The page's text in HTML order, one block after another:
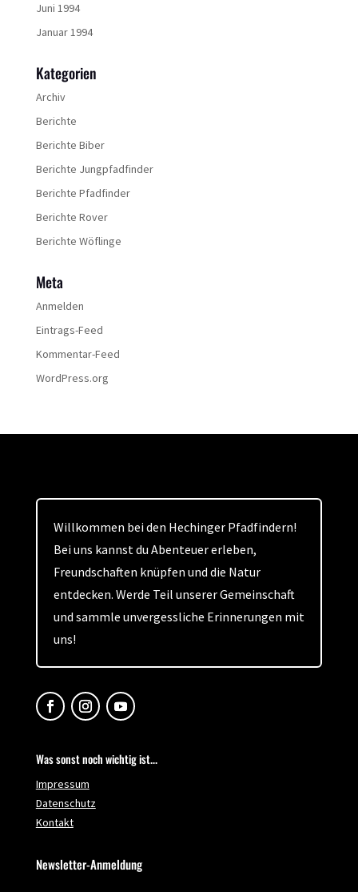
Juni 1994
Januar 1994
Kategorien
Archiv
Berichte
Berichte Biber
Berichte Jungpfadfinder
Berichte Pfadfinder
Berichte Rover
Berichte Wöflinge
Meta
Anmelden
Eintrags-Feed
Kommentar-Feed
WordPress.org
Willkommen bei den Hechinger Pfadfindern!
Bei uns kannst du Abenteuer erleben,
Freundschaften knüpfen und die Natur
entdecken. Werde Teil unserer Gemeinschaft
und sammle unvergessliche Erinnerungen mit
uns!
Was sonst noch wichtig ist...
Impressum
Datenschutz
Kontakt
Newsletter-Anmeldung